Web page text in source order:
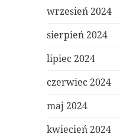
wrzesień 2024
sierpień 2024
lipiec 2024
czerwiec 2024
maj 2024
kwiecień 2024